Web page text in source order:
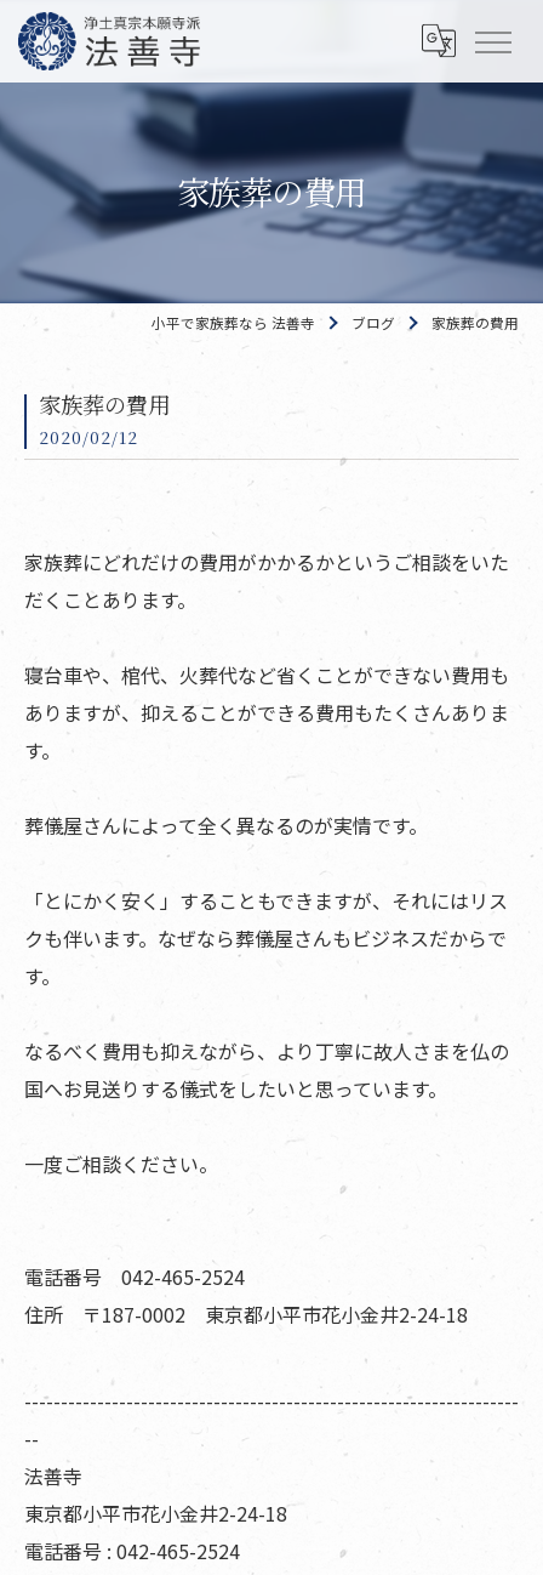
家族葬の費用
小平で家族葬なら 法善寺 ブログ 家族葬の費用
家族葬の費用
2020/02/12
家族葬にどれだけの費用がかかるかというご相談をいた
だくことあります。
寝台車や、棺代、火葬代など省くことができない費用も
ありますが、抑えることができる費用もたくさんありま
す。
葬儀屋さんによって全く異なるのが実情です。
「とにかく安く」することもできますが、それにはリス
クも伴います。なぜなら葬儀屋さんもビジネスだからで
す。
なるべく費用も抑えながら、より丁寧に故人さまを仏の
国へお見送りする儀式をしたいと思っています。
一度ご相談ください。
電話番号 042-465-2524
住所 〒187-0002 東京都小平市花小金井2-24-18
--------------------------------------------------------------------
--
法善寺
東京都小平市花小金井2-24-18
電話番号 : 042-465-2524